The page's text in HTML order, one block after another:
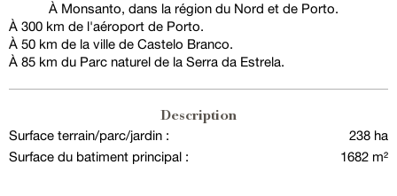
À Monsanto, dans la région du Nord et de Porto.
À 300 km de l'aéroport de Porto.
À 50 km de la ville de Castelo Branco.
À 85 km du Parc naturel de la Serra da Estrela.
Description
Surface terrain/parc/jardin :
238 ha
Surface du batiment principal :
1682 m²